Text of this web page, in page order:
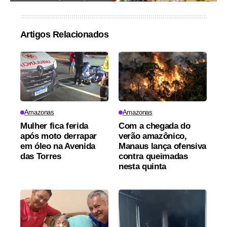
Artigos Relacionados
Amazonas
Mulher fica ferida
após moto derrapar
em óleo na Avenida
das Torres
Amazonas
Com a chegada do
verão amazônico,
Manaus lança ofensiva
contra queimadas
nesta quinta